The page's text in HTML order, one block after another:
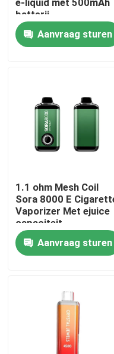
Huis
Producten
Ongeveer ons
Kwaliteitscontrole
Contacteer ons
Beschikbare Vape-Pen
Het Beschikbare
e-liquid met 500mAh
batterij
Aanvraag sturen
1.1 ohm Mesh Coil
Sora 8000 E
Vaporizer Met ejuice
capaciteit
Aanvraag sturen